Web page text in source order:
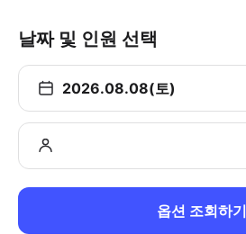
날짜 및 인원 선택
2026.08.08(토)
옵션 조회하기